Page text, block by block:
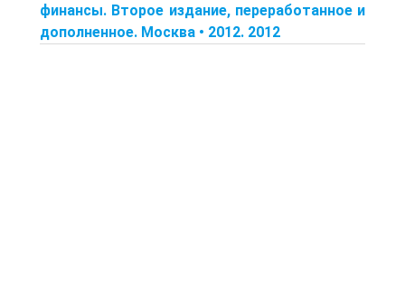
финансы. Второе издание, переработанное и
дополненное. Москва • 2012. 2012